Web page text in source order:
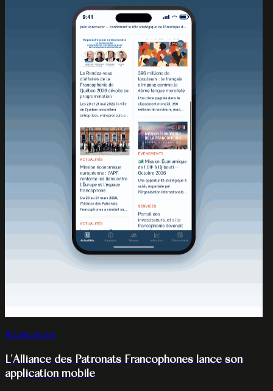
Réalisations
L'Alliance des Patronats Francophones lance son
application mobile